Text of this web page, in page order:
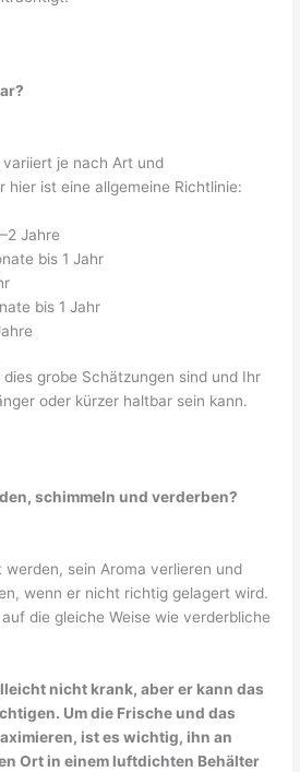
je nach Art und
hier ist eine allgemeine Richtlinie:
Jahre
bis 1 Jahr
bis 1 Jahr
grobe Schätzungen sind und Ihr
oder kürzer haltbar sein kann.
schimmeln und verderben?
sein Aroma verlieren und
wenn er nicht richtig gelagert wird.
die gleiche Weise wie verderbliche
nicht krank, aber er kann das
Um die Frische und das
ist es wichtig, ihn an
Ort in einem luftdichten Behälter